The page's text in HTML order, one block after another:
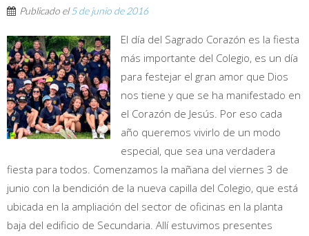
Publicado el 5 de junio de 2016
El día del Sagrado Corazón es la fiesta
más importante del Colegio, es un día
para festejar el gran amor que Dios
nos tiene y que se ha manifestado en
el Corazón de Jesús. Por eso cada
año queremos vivirlo de un modo
especial, que sea una verdadera
fiesta para todos. Comenzamos la mañana del viernes 3 de
junio con la bendición de la nueva capilla del Colegio, que está
ubicada en la ampliación del sector de oficinas en la planta
baja del edificio de Secundaria. Allí estuvimos presentes